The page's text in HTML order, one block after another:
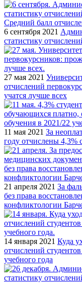
6 сентября 2021
статистику
27 мая 2021
отчислений
учатся лучше всех
11 мая 2021 За
году отчислены 4,3%
21 апреля 2021 За
без права
конфликтологии
14 января 2021 Куда
отчислений
учебного года